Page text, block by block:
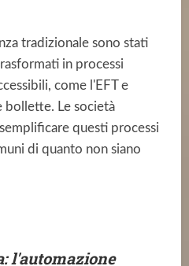
tradizionale sono stati
in processi
come l'EFT e
bollette. Le società
questi processi
di quanto non siano
l'automazione